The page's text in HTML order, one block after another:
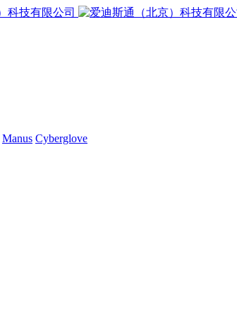
Manus Cyberglove